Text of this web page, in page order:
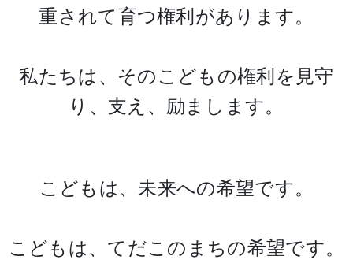
重されて育つ権利があります。
私たちは、そのこどもの権利を見守
り、支え、励まします。
こどもは、未来への希望です。
こどもは、てだこのまちの希望です。